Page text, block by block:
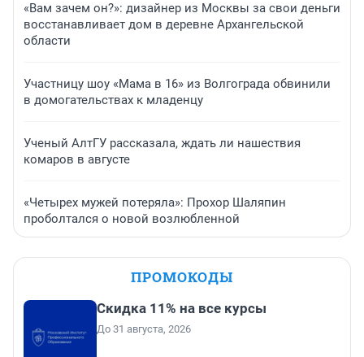
«Вам зачем он?»: дизайнер из Москвы за свои деньги
восстанавливает дом в деревне Архангельской
области
Участницу шоу «Мама в 16» из Волгограда обвинили
в домогательствах к младенцу
Ученый АлтГУ рассказала, ждать ли нашествия
комаров в августе
«Четырех мужей потеряла»: Прохор Шаляпин
проболтался о новой возлюбленной
ПРОМОКОДЫ
Скидка 11% на все курсы
До 31 августа, 2026